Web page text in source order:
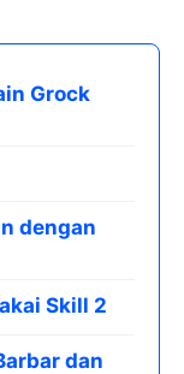
Grock
dengan
Skill 2
dan